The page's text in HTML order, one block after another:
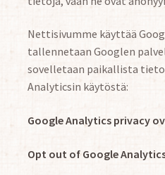
Nettisivumme käyttää
tallennetaan Googlen
sovelletaan paikallista
Analyticsin käytöstä:
Google Analytics privacy
Opt out of Google